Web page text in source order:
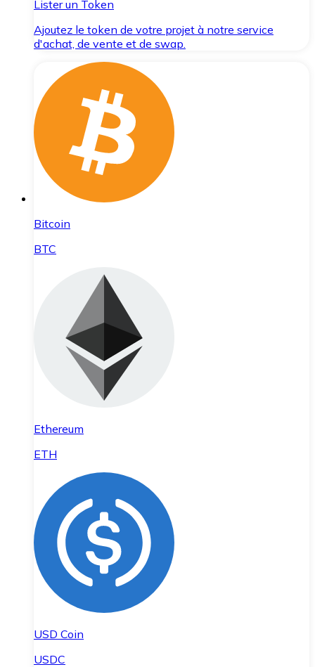
Lister un Token
Ajoutez le token de votre projet à notre service
d'achat, de vente et de swap.
Bitcoin
BTC
Ethereum
ETH
USD Coin
USDC